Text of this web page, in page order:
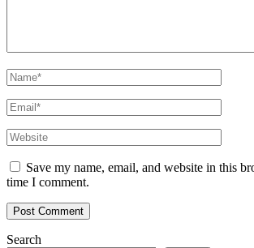
Save my name, email, and website in this
time I comment.
Search